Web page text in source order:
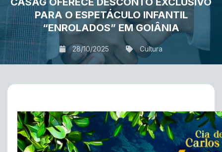
PARA O ESPETÁCULO INFANTIL
“ENROLADOS” EM GOIÂNIA
28/10/2025 Cultura